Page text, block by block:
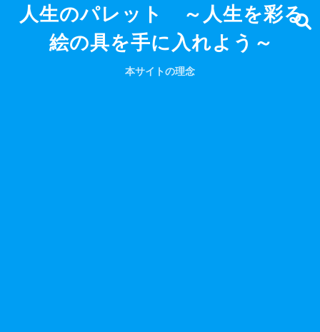
人生のパレット ～人生を彩る
絵の具を手に入れよう～
本サイトの理念